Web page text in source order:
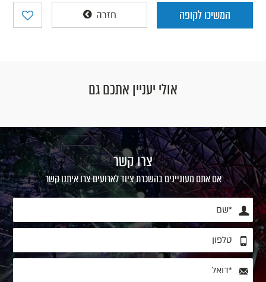
המשיכו לקופה חזרה
אולי יעניין אתכם גם
צרו קשר
אם אתם מעוניינים בהשכרת ציוד לארועים צרו איתנו קשר